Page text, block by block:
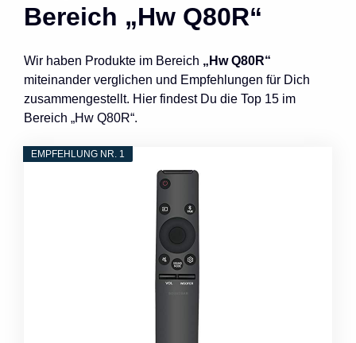
Bereich „Hw Q80R“
Wir haben Produkte im Bereich „Hw Q80R“
miteinander verglichen und Empfehlungen für Dich
zusammengestellt. Hier findest Du die Top 15 im
Bereich „Hw Q80R“.
EMPFEHLUNG NR. 1